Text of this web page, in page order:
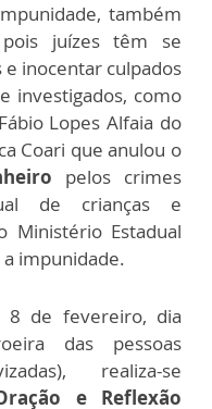
também
juízes têm se
inocentar culpados
investigados, como
Lopes Alfaia do
Coari que anulou o
pelos crimes
de crianças e
Ministério Estadual
impunidade.
8 de fevereiro, dia
das pessoas
realiza-se
e Reflexão